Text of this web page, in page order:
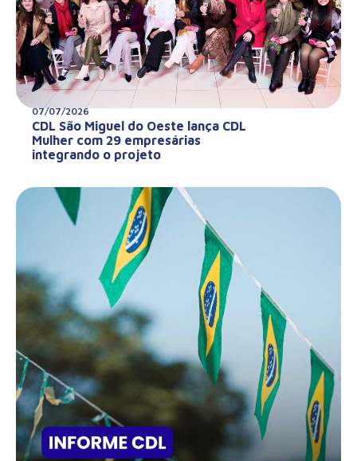
07/07/2026
CDL São Miguel do Oeste lança CDL
Mulher com 29 empresárias
integrando o projeto